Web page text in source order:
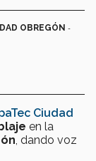
OBREGÓN -
Ciudad
en la
, dando voz